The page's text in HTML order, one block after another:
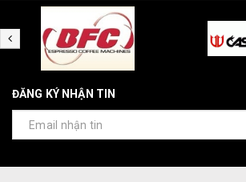
ĐĂNG KÝ NHẬN TIN